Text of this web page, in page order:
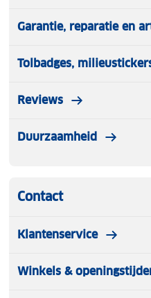
Garantie, reparatie en
Tolbadges,
Reviews
Duurzaamheid
Contact
Klantenservice
Winkels &